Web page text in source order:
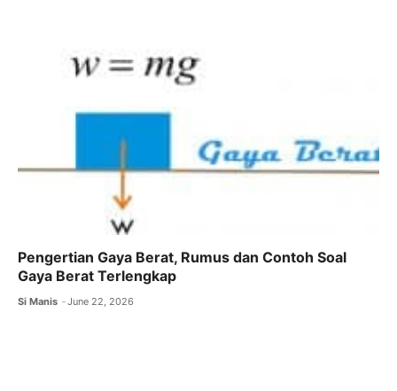
Pengertian Gaya Berat, Rumus dan Contoh Soal
Gaya Berat Terlengkap
Si Manis June 22, 2026